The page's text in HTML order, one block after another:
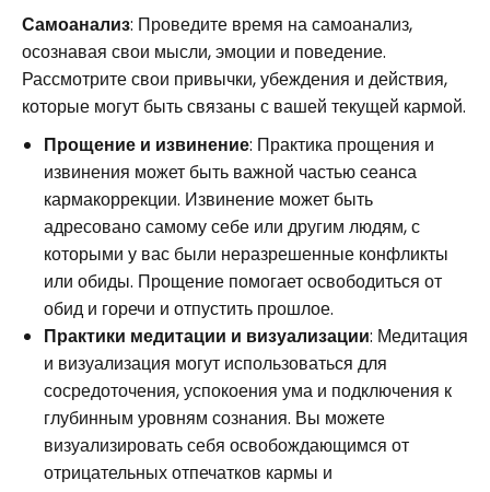
Самоанализ: Проведите время на самоанализ,
осознавая свои мысли, эмоции и поведение.
Рассмотрите свои привычки, убеждения и действия,
которые могут быть связаны с вашей текущей кармой.
Прощение и извинение: Практика прощения и
извинения может быть важной частью сеанса
кармакоррекции. Извинение может быть
адресовано самому себе или другим людям, с
которыми у вас были неразрешенные конфликты
или обиды. Прощение помогает освободиться от
обид и горечи и отпустить прошлое.
Практики медитации и визуализации: Медитация
и визуализация могут использоваться для
сосредоточения, успокоения ума и подключения к
глубинным уровням сознания. Вы можете
визуализировать себя освобождающимся от
отрицательных отпечатков кармы и